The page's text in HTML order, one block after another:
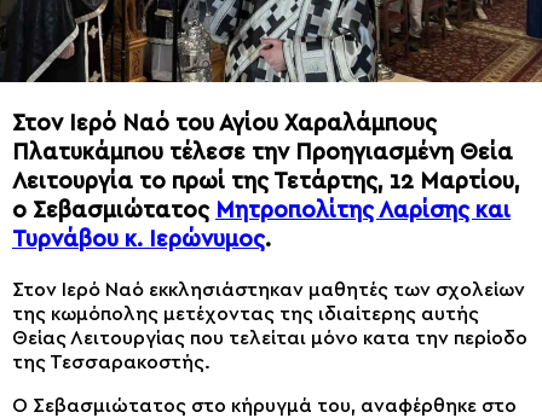
Στον Ιερό Ναό του Αγίου Χαραλάμπους
Πλατυκάμπου τέλεσε την Προηγιασμένη Θεία
Λειτουργία το πρωί της Τετάρτης, 12 Μαρτίου,
ο Σεβασμιώτατος Μητροπολίτης Λαρίσης και
Τυρνάβου κ. Ιερώνυμος.
Στον Ιερό Ναό εκκλησιάστηκαν μαθητές των σχολείων
της κωμόπολης μετέχοντας της ιδιαίτερης αυτής
Θείας Λειτουργίας που τελείται μόνο κατα την περίοδο
της Τεσσαρακοστής.
Ο Σεβασμιώτατος στο κήρυγμά του, αναφέρθηκε στο